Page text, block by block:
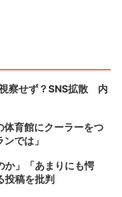
察せず？SNS拡散 内
体育館にクーラーをつ
では」
か」「あまりにも愕
投稿を批判